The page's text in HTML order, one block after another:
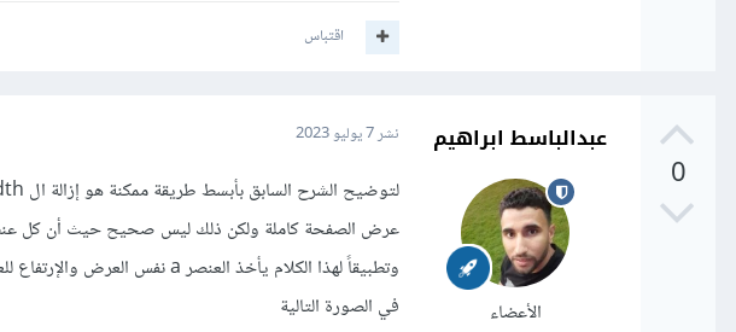
اقتباس
0
عبدالباسط ابراهيم
الأعضاء
نشر7 يوليو 2023
عرض الصفحة كاملة ولكن ذلك ليس صحيح حيث أن كل
في الصورة التالية